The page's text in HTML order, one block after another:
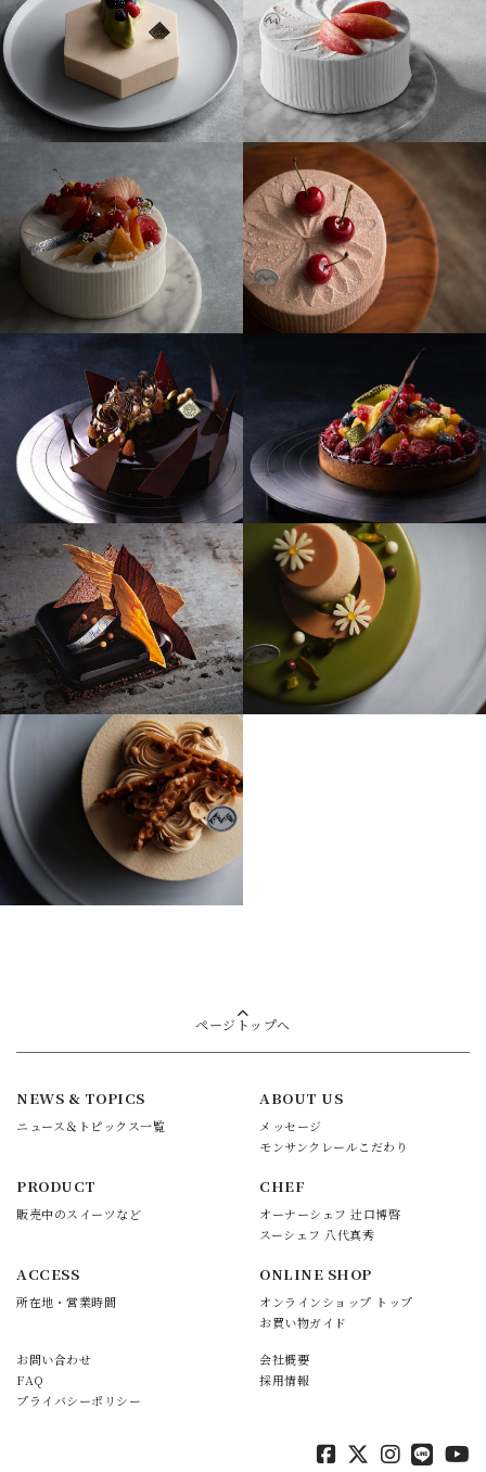
ページトップへ
NEWS & TOPICS
ニュース＆トピックス一覧
ABOUT US
メッセージ
モンサンクレールこだわり
PRODUCT
販売中のスイーツなど
CHEF
オーナーシェフ 辻口博啓
スーシェフ 八代真秀
ACCESS
所在地・営業時間
ONLINE SHOP
オンラインショップ トップ
お買い物ガイド
お問い合わせ
FAQ
プライバシーポリシー
会社概要
採用情報